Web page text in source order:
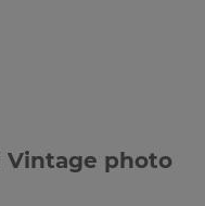
Vintage photo